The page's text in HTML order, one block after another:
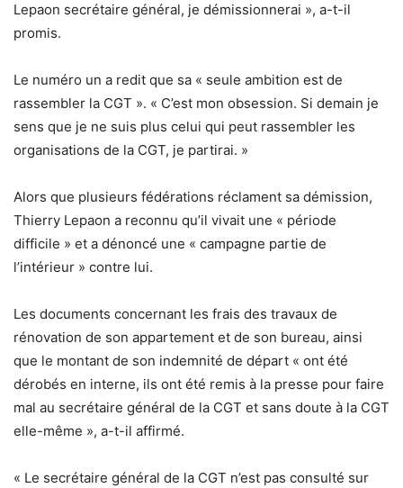
Lepaon secrétaire général, je démissionnerai », a-t-il
promis.
Le numéro un a redit que sa « seule ambition est de
rassembler la CGT ». « C’est mon obsession. Si demain je
sens que je ne suis plus celui qui peut rassembler les
organisations de la CGT, je partirai. »
Alors que plusieurs fédérations réclament sa démission,
Thierry Lepaon a reconnu qu’il vivait une « période
difficile » et a dénoncé une « campagne partie de
l’intérieur » contre lui.
Les documents concernant les frais des travaux de
rénovation de son appartement et de son bureau, ainsi
que le montant de son indemnité de départ « ont été
dérobés en interne, ils ont été remis à la presse pour faire
mal au secrétaire général de la CGT et sans doute à la CGT
elle-même », a-t-il affirmé.
« Le secrétaire général de la CGT n’est pas consulté sur